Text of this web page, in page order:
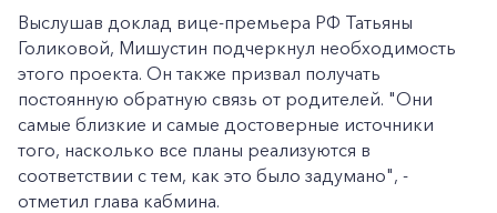
Выслушав доклад вице-премьера РФ Татьяны
Голиковой, Мишустин подчеркнул необходимость
этого проекта. Он также призвал получать
постоянную обратную связь от родителей. "Они
самые близкие и самые достоверные источники
того, насколько все планы реализуются в
соответствии с тем, как это было задумано", -
отметил глава кабмина.